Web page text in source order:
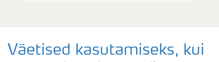
Väetised kasutamiseks, kui